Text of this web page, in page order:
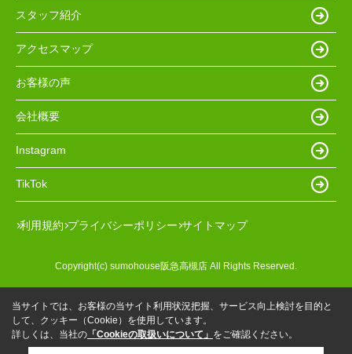
スタッフ紹介
アクセスマップ
お客様の声
会社概要
Instagram
TikTok
利用規約 プライバシーポリシー サイトマップ
Copyright(c) sumohouse阪急高槻店 All Rights Reserved.
当サイトでは、お客様の当サイト利用状況把握、サービス向上検討を目的と
して、クッキー（Cookie）を使用しています。
詳しくは、当社の 「Cookieの取扱いについて」 をご確認ください。